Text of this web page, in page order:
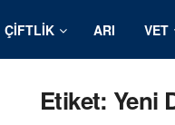
ÇIFTLIK ARI VET
Etiket: Yeni